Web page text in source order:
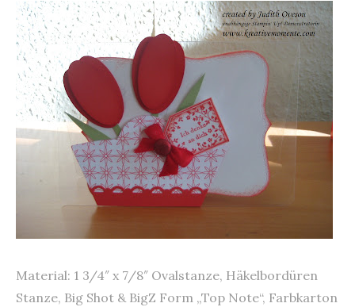
Material: 1 3/4″ x 7/8″ Ovalstanze, Häkelbordüren
Stanze, Big Shot & BigZ Form „Top Note“, Farbkarton